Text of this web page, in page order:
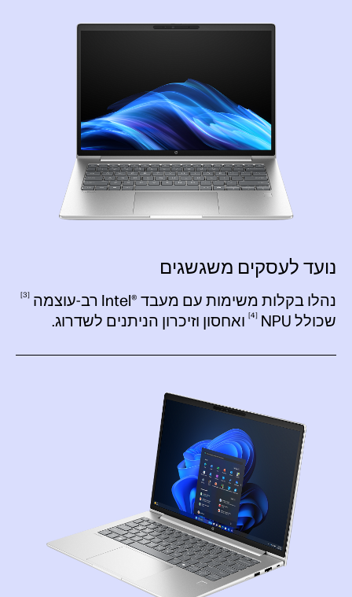
נועד לעסקים משגשגים
נהלו בקלות משימות עם מעבד ®Intel רב-עוצמה 3
שכולל NPU
4 ואחסון וזיכרון הניתנים לשדרוג.